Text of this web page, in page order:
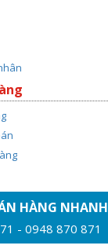
HÀNG NHANH
- 0948 870 871